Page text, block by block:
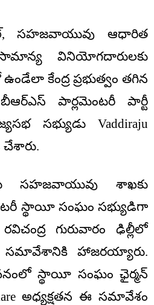
సహజవాయువు ఆధారిత
సామాన్య వినియోగదారులకు
కేంద్ర ప్రభుత్వం తగిన
పార్లమెంటరీ పార్టీ
సభ్యుడు Vaddiraju
చేశారు.
సహజవాయువు శాఖకు
స్థాయీ సంఘం సభ్యుడిగా
గురువారం ఢిల్లీలో
సమావేశానికి హాజరయ్యారు.
స్థాయీ సంఘం ఛైర్మన్
అధ్యక్షతన ఈ సమావేశం